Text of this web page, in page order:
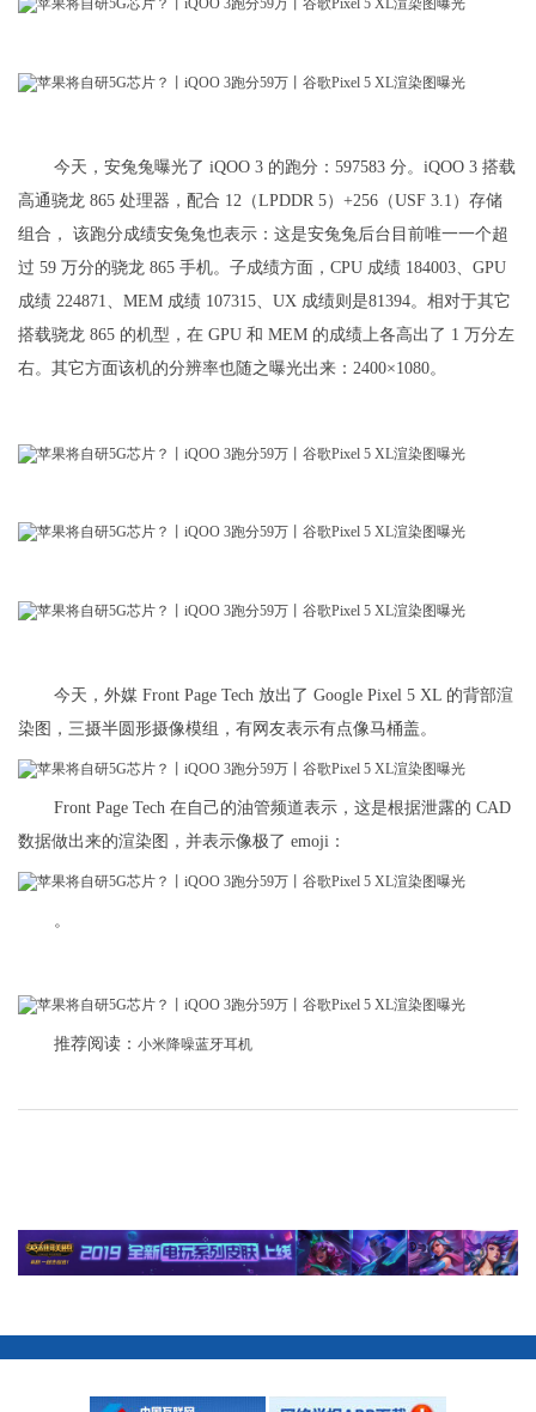
今天，安兔兔曝光了 iQOO 3 的跑分：597583 分。iQOO 3 搭载
高通骁龙 865 处理器，配合 12（LPDDR 5）+256（USF 3.1）存储
组合， 该跑分成绩安兔兔也表示：这是安兔兔后台目前唯一一个超
过 59 万分的骁龙 865 手机。子成绩方面，CPU 成绩 184003、GPU
成绩 224871、MEM 成绩 107315、UX 成绩则是81394。相对于其它
搭载骁龙 865 的机型，在 GPU 和 MEM 的成绩上各高出了 1 万分左
右。其它方面该机的分辨率也随之曝光出来：2400×1080。
今天，外媒 Front Page Tech 放出了 Google Pixel 5 XL 的背部渲
染图，三摄半圆形摄像模组，有网友表示有点像马桶盖。
Front Page Tech 在自己的油管频道表示，这是根据泄露的 CAD
数据做出来的渲染图，并表示像极了 emoji：
。
推荐阅读： 小米降噪蓝牙耳机